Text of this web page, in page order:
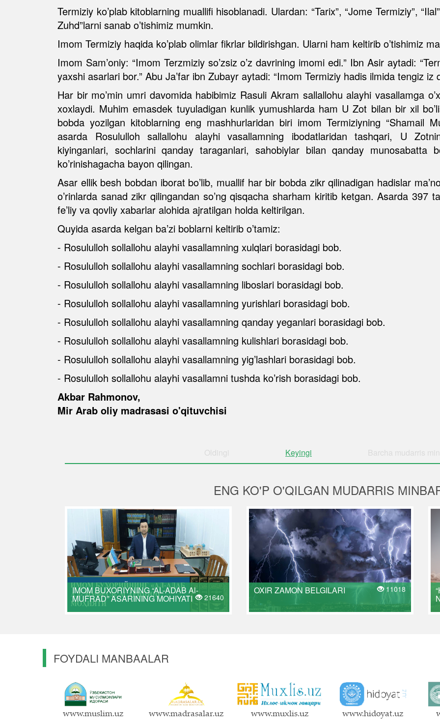
Termiziy ko’plab kitoblarning muallifi hisoblanadi. Ulardan: “Tarix”, “Jome Termiziy”,
Zuhd”larni sanab o’tishimiz mumkin.
Imom Termiziy haqida ko’plab olimlar fikrlar bildirishgan. Ularni ham keltirib o’tishimiz
Imom Sam’oniy: “Imom Terzmiziy so’zsiz o’z davrining imomi edi.” Ibn Asir aytadi:
yaxshi asarlari bor.” Abu Ja’far ibn Zubayr aytadi: “Imom Termiziy hadis ilmida tengiz iz
Har bir mo’min umri davomida habibimiz Rasuli Akram sallallohu alayhi vasallamga
xoxlaydi. Muhim emasdek tuyuladigan kunlik yumushlarda ham U Zot bilan bir xil
bobda yozilgan kitoblarning eng mashhurlaridan biri imom Termiziyning “Shamail
asarda Rosululloh sallallohu alayhi vasallamning ibodatlaridan tashqari, U
kiyinganlari, sochlarini qanday taraganlari, sahobiylar bilan qanday munosabatta
ko’rinishagacha bayon qilingan.
Asar ellik besh bobdan iborat bo’lib, muallif har bir bobda zikr qilinadigan hadislar
o’rinlarda sanad zikr qilingandan so’ng qisqacha sharham kiritib ketgan. Asarda 397
fe’liy va qovliy xabarlar alohida ajratilgan holda keltirilgan.
Quyida asarda kelgan ba’zi boblarni keltirib o’tamiz:
- Rosululloh sollallohu alayhi vasallamning xulqlari borasidagi bob.
- Rosululloh sollallohu alayhi vasallamning sochlari borasidagi bob.
- Rosululloh sollallohu alayhi vasallamning liboslari borasidagi bob.
- Rosululloh sollallohu alayhi vasallamning yurishlari borasidagi bob.
- Rosululloh sollallohu alayhi vasallamning qanday yeganlari borasidagi bob.
- Rosululloh sollallohu alayhi vasallamning kulishlari borasidagi bob.
- Rosululloh sollallohu alayhi vasallamning yig’lashlari borasidagi bob.
- Rosululloh sollallohu alayhi vasallamni tushda ko’rish borasidagi bob.
Akbar Rahmonov,
Mir Arab oliy madrasasi o'qituvchisi
Oldingi Keyingi Barcha mudarris
ENG KO'P O'QILGAN MUDARRIS
IMOM BUXORIYNING “AL-ADAB Al-
MUFRAD” ASARINING MOHIYATI 21640
OXIR ZAMON BELGILARI 11018
FOYDALI MANBAALAR
www.muslim.uz www.madrasalar.uz www.muxlis.uz www.hidoyat.uz